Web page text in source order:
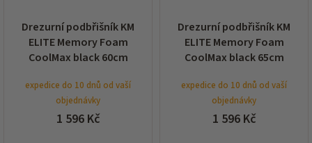
Drezurní podbřišník KM
ELITE Memory Foam
CoolMax black 60cm
expedice do 10 dnů od vaší
objednávky
1 596 Kč
Drezurní podbřišník KM
ELITE Memory Foam
CoolMax black 65cm
expedice do 10 dnů od vaší
objednávky
1 596 Kč